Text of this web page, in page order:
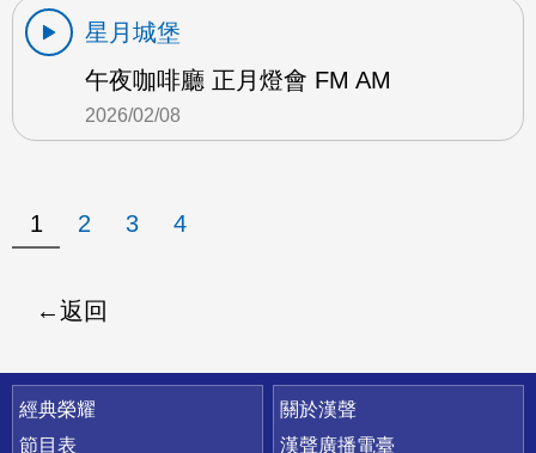
星月城堡
午夜咖啡廳 正月燈會 FM AM
2026/02/08
1 2 3 4
返回
快速連結
經典榮耀
節目表
關於漢聲
漢聲廣播電臺